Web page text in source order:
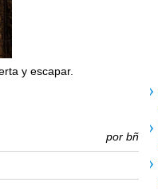
y escapar.
por bñ